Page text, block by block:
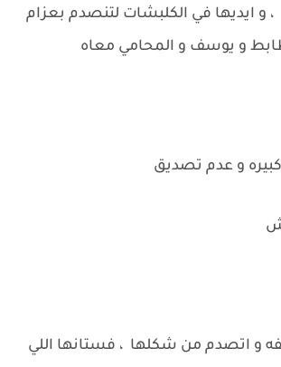
و ايديها في الكلبشات لتنصدم بعزام
و يوسف و المحامي معاه
و عدم تصديق
و اتصدم من شكلها ، فستانها اللي